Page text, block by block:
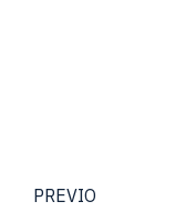
PREVIO